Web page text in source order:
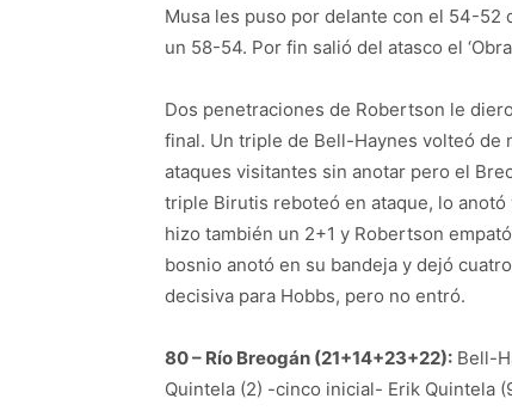
Musa les puso por delante con el 54-
un 58-54. Por fin salió del atasco el
Dos penetraciones de Robertson le
final. Un triple de Bell-Haynes volteó de
ataques visitantes sin anotar pero el
triple Birutis reboteó en ataque, lo
hizo también un 2+1 y Robertson
bosnio anotó en su bandeja y dejó
decisiva para Hobbs, pero no entró.
80 – Río Breogán (21+14+23+22): Bell-
Quintela (2) -cinco inicial- Erik Quintela